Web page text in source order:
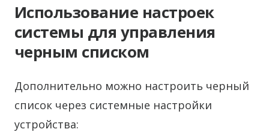
Использование настроек
системы для управления
черным списком
Дополнительно можно настроить черный
список через системные настройки
устройства: